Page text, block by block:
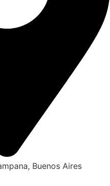
Buenos Aires